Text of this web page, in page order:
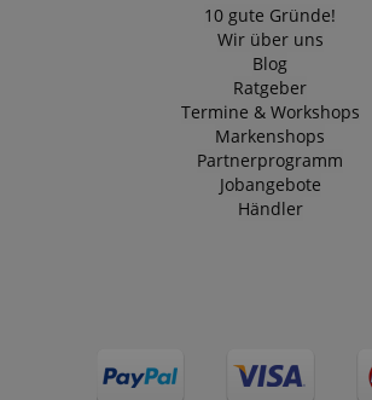
10 gute Gründe!
Wir über uns
Blog
Ratgeber
Termine & Workshops
Markenshops
Partnerprogramm
Jobangebote
Händler